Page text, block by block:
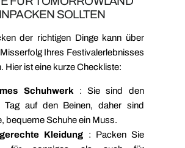
SOLLTEN
der richtigen Dinge kann über
Ihres Festivalerlebnisses
Hier ist eine kurze Checkliste:
Schuhwerk
: Sie sind den
Tag auf den Beinen, daher sind
bequeme Schuhe ein Muss.
Kleidung
: Packen Sie